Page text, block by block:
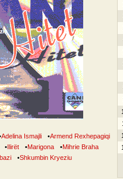
Adelina Ismajli •Armend Rexhepagiqi
•Ilirët •Marigona •Mihrie Braha
•Shkumbin Kryeziu